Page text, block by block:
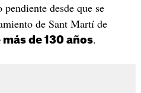
desde que se
de Sant Martí de
más de 130 años.